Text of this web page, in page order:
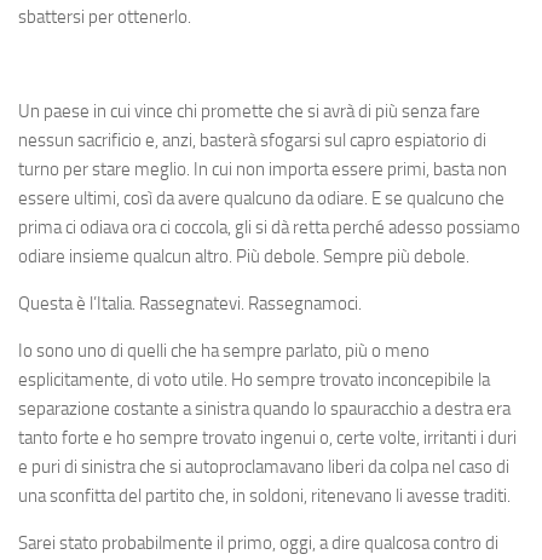
sbattersi per ottenerlo.
Un paese in cui vince chi promette che si avrà di più senza fare
nessun sacrificio e, anzi, basterà sfogarsi sul capro espiatorio di
turno per stare meglio. In cui non importa essere primi, basta non
essere ultimi, così da avere qualcuno da odiare. E se qualcuno che
prima ci odiava ora ci coccola, gli si dà retta perché adesso possiamo
odiare insieme qualcun altro. Più debole. Sempre più debole.
Questa è l’Italia. Rassegnatevi. Rassegnamoci.
Io sono uno di quelli che ha sempre parlato, più o meno
esplicitamente, di voto utile. Ho sempre trovato inconcepibile la
separazione costante a sinistra quando lo spauracchio a destra era
tanto forte e ho sempre trovato ingenui o, certe volte, irritanti i duri
e puri di sinistra che si autoproclamavano liberi da colpa nel caso di
una sconfitta del partito che, in soldoni, ritenevano li avesse traditi.
Sarei stato probabilmente il primo, oggi, a dire qualcosa contro di